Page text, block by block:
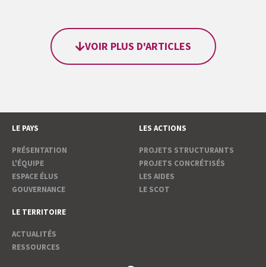
VOIR PLUS D'ARTICLES
LE PAYS
PRÉSENTATION
L'ÉQUIPE
ESPACE ÉLUS
GOUVERNANCE
LES ACTIONS
PROJETS STRUCTURANTS
PROJETS CONCRÉTISÉS
LES AIDES
LE SCOT
LE TERRITOIRE
ACTUALITÉS
RESSOURCES